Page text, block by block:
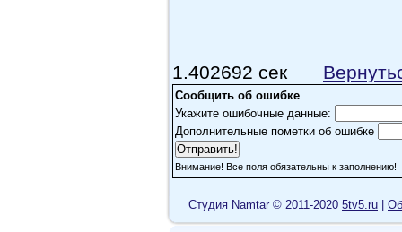
1.402692 сек
Сообщить об ошибке
Укажите ошибочные данные:
Дополнительные пометки об ошибке
Внимание! Все поля обязательны к заполнению!
Cтудия Namtar © 2011-2020 5tv5.ru